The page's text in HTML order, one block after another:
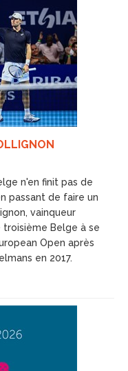
n'en finit pas de
passant de faire un
vainqueur
Belge à se
Open après
en 2017.